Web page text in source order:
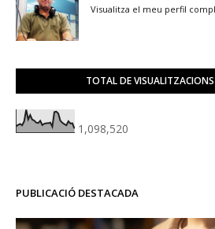
Visualitza el meu perfil
TOTAL DE
1,098,520
PUBLICACIÓ DESTACADA